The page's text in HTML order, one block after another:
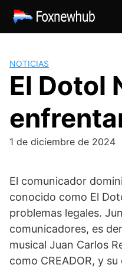
Saltar
contenido
NOTICIAS
El Dotol
1 de diciembre de 2024
El comunicador
conocido como El
problemas legales.
comunicadores, es
musical Juan Carlos
como CREADOR, y